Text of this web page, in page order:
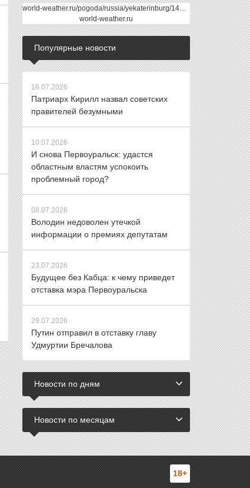
world-weather.ru/pogoda/russia/yekaterinburg/14days/
world-weather.ru
Популярные новости
16.07.2026
Патриарх Кирилл назвал советских
правителей безумными
10.07.2026
И снова Первоуральск: удастся
областным властям успокоить
проблемный город?
08.07.2026
Володин недоволен утечкой
информации о премиях депутатам
23.07.2026
Будущее без Кабца: к чему приведет
отставка мэра Первоуральска
29.07.2026
Путин отправил в отставку главу
Удмуртии Бречалова
Новости по дням
Новости по месяцам
18+